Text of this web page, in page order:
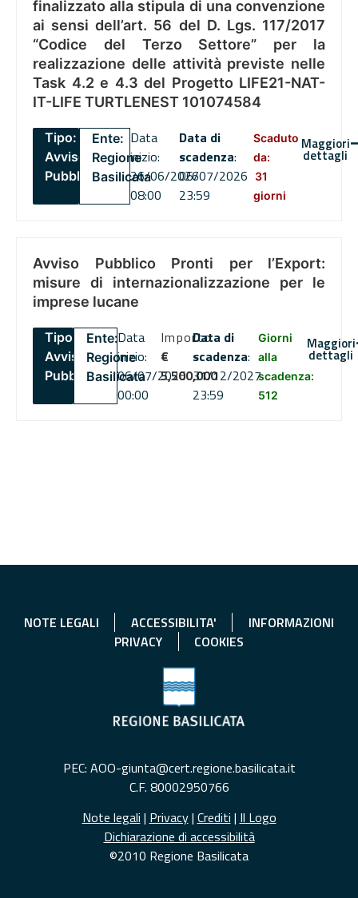
finalizzato alla stipula di una convenzione
ai sensi dell’art. 56 del D. Lgs. 117/2017
“Codice del Terzo Settore” per la
realizzazione delle attività previste nelle
Task 4.2 e 4.3 del Progetto LIFE21-NAT-
IT-LIFE TURTLENEST 101074584
Tipo:
Avviso
Pubblico
Ente:
Regione
Basilicata
Data
inizio:
26/06/2026
08:00
Data di
scadenza:
06/07/2026
23:59
Scaduto
da:
31
giorni
Maggiori
dettagli
Avviso Pubblico Pronti per l’Export:
misure di internazionalizzazione per le
imprese lucane
Tipo:
Avviso
Pubblico
Ente:
Regione
Basilicata
Data
inizio:
06/07/2026
00:00
Importo
€
5,500,000
Data di
scadenza:
31/12/2027
23:59
Giorni
alla
scadenza:
512
Maggiori
dettagli
NOTE LEGALI ACCESSIBILITA'
INFORMAZIONI
PRIVACY
COOKIES
PEC: AOO-giunta@cert.regione.basilicata.it
C.F. 80002950766
Note legali | Privacy| Crediti | Il Logo
Dichiarazione di accessibilità
©2010 Regione Basilicata